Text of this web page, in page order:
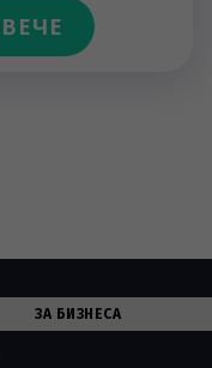
ЗА БИЗНЕСА